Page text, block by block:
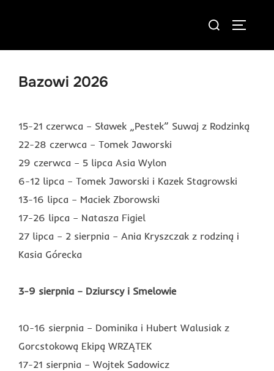
Search
Bazowi 2026
15-21 czerwca – Sławek „Pestek” Suwaj z Rodzinką
22-28 czerwca – Tomek Jaworski
29 czerwca – 5 lipca Asia Wylon
6-12 lipca – Tomek Jaworski i Kazek Stagrowski
13-16 lipca – Maciek Zborowski
17-26 lipca – Natasza Figiel
27 lipca – 2 sierpnia – Ania Kryszczak z rodziną i
Kasia Górecka
3-9 sierpnia – Dziurscy i Smelowie
10-16 sierpnia – Dominika i Hubert Walusiak z
Gorcstokową Ekipą WRZĄTEK
17-21 sierpnia – Wojtek Sadowicz